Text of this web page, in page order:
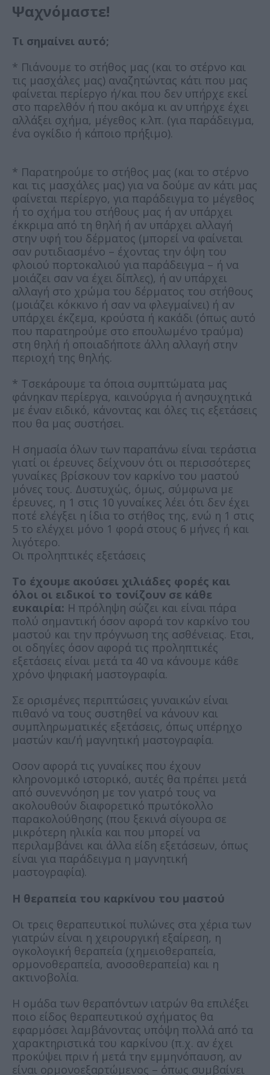
Ψαχνόμαστε!
Τι σημαίνει αυτό;
* Πιάνουμε το στήθος μας (και το στέρνο και
τις μασχάλες μας) αναζητώντας κάτι που μας
φαίνεται περίεργο ή/και που δεν υπήρχε εκεί
στο παρελθόν ή που ακόμα κι αν υπήρχε έχει
αλλάξει σχήμα, μέγεθος κ.λπ. (για παράδειγμα,
ένα ογκίδιο ή κάποιο πρήξιμο).
* Παρατηρούμε το στήθος μας (και το στέρνο
και τις μασχάλες μας) για να δούμε αν κάτι μας
φαίνεται περίεργο, για παράδειγμα το μέγεθος
ή το σχήμα του στήθους μας ή αν υπάρχει
έκκριμα από τη θηλή ή αν υπάρχει αλλαγή
στην υφή του δέρματος (μπορεί να φαίνεται
σαν ρυτιδιασμένο – έχοντας την όψη του
φλοιού πορτοκαλιού για παράδειγμα – ή να
μοιάζει σαν να έχει δίπλες), ή αν υπάρχει
αλλαγή στο χρώμα του δέρματος του στήθους
(μοιάζει κόκκινο ή σαν να φλεγμαίνει) ή αν
υπάρχει έκζεμα, κρούστα ή κακάδι (όπως αυτό
που παρατηρούμε στο επουλωμένο τραύμα)
στη θηλή ή οποιαδήποτε άλλη αλλαγή στην
περιοχή της θηλής.
* Τσεκάρουμε τα όποια συμπτώματα μας
φάνηκαν περίεργα, καινούργια ή ανησυχητικά
με έναν ειδικό, κάνοντας και όλες τις εξετάσεις
που θα μας συστήσει.
Η σημασία όλων των παραπάνω είναι τεράστια
γιατί οι έρευνες δείχνουν ότι οι περισσότερες
γυναίκες βρίσκουν τον καρκίνο του μαστού
μόνες τους. Δυστυχώς, όμως, σύμφωνα με
έρευνες, η 1 στις 10 γυναίκες λέει ότι δεν έχει
ποτέ ελέγξει η ίδια το στήθος της, ενώ η 1 στις
5 το ελέγχει μόνο 1 φορά στους 6 μήνες ή και
λιγότερο.
Οι προληπτικές εξετάσεις
Το έχουμε ακούσει χιλιάδες φορές και
όλοι οι ειδικοί το τονίζουν σε κάθε
ευκαιρία: Η πρόληψη σώζει και είναι πάρα
πολύ σημαντική όσον αφορά τον καρκίνο του
μαστού και την πρόγνωση της ασθένειας. Ετσι,
οι οδηγίες όσον αφορά τις προληπτικές
εξετάσεις είναι μετά τα 40 να κάνουμε κάθε
χρόνο ψηφιακή μαστογραφία.
Σε ορισμένες περιπτώσεις γυναικών είναι
πιθανό να τους συστηθεί να κάνουν και
συμπληρωματικές εξετάσεις, όπως υπέρηχο
μαστών και/ή μαγνητική μαστογραφία.
Οσον αφορά τις γυναίκες που έχουν
κληρονομικό ιστορικό, αυτές θα πρέπει μετά
από συνεννόηση με τον γιατρό τους να
ακολουθούν διαφορετικό πρωτόκολλο
παρακολούθησης (που ξεκινά σίγουρα σε
μικρότερη ηλικία και που μπορεί να
περιλαμβάνει και άλλα είδη εξετάσεων, όπως
είναι για παράδειγμα η μαγνητική
μαστογραφία).
Η θεραπεία του καρκίνου του μαστού
Οι τρεις θεραπευτικοί πυλώνες στα χέρια των
γιατρών είναι η χειρουργική εξαίρεση, η
ογκολογική θεραπεία (χημειοθεραπεία,
ορμονοθεραπεία, ανοσοθεραπεία) και η
ακτινοβολία.
Η ομάδα των θεραπόντων ιατρών θα επιλέξει
ποιο είδος θεραπευτικού σχήματος θα
εφαρμόσει λαμβάνοντας υπόψη πολλά από τα
χαρακτηριστικά του καρκίνου (π.χ. αν έχει
προκύψει πριν ή μετά την εμμηνόπαυση, αν
είναι ορμονοεξαρτώμενος – όπως συμβαίνει